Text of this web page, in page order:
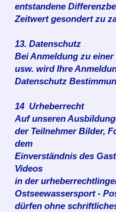
entstandene
Zeitwertgesondert zu
13. Datenschutz
Bei Anmeldung zu
usw. wird Ihre
Datenschutz
14 Urheberrecht
Auf unseren
der Teilnehmer Bilder,
dem
Einverständnis des
Videos
in der
Ostseewassersport -
dürfen ohne